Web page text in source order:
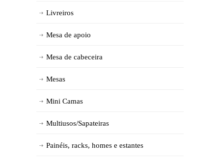
Livreiros
Mesa de apoio
Mesa de cabeceira
Mesas
Mini Camas
Multiusos/Sapateiras
Painéis, racks, homes e estantes